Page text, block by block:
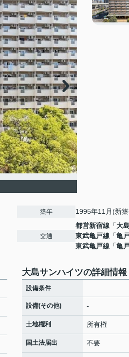
築年 1995年11月(新
交通
都営新宿線 「大島
東武亀戸線 「亀
東武亀戸線 「亀
大島サンハイツの詳細情報
設備条件
設備(その他) -
土地権利 所有権
国土法届出 不要